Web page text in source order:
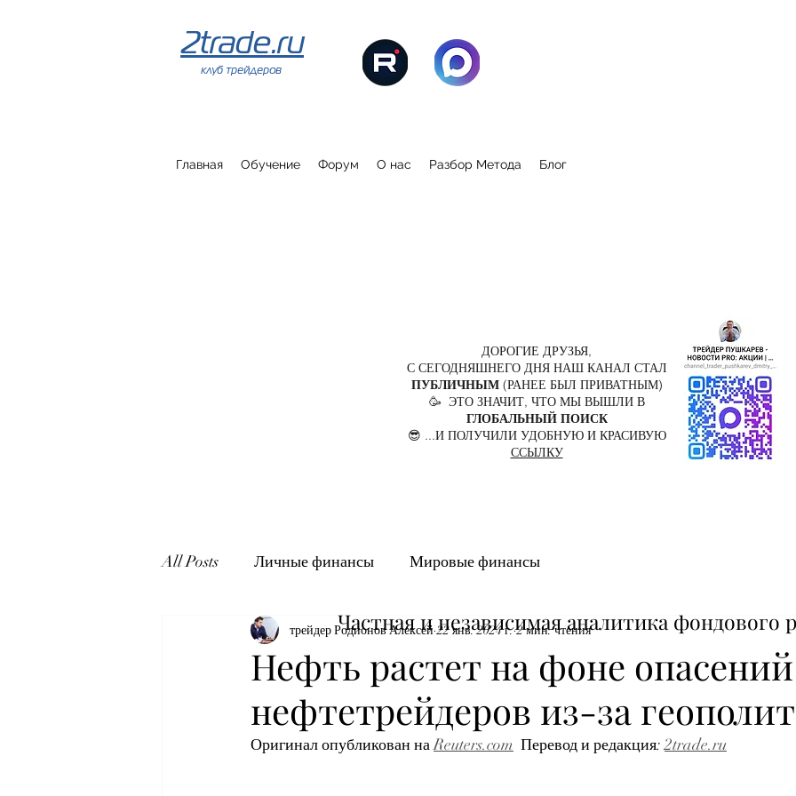
2trade.ru
клуб трейдеров
Главная Обучение Форум О нас Разбор Метода Блог
ДОРОГИЕ ДРУЗЬЯ,
С СЕГОДНЯШНЕГО ДНЯ НАШ КАНАЛ СТАЛ
ПУБЛИЧНЫМ(РАНЕЕ БЫЛ ПРИВАТНЫМ)
🥳 ЭТО ЗНАЧИТ, ЧТО МЫ ВЫШЛИ В
ГЛОБАЛЬНЫЙ ПОИСК
😎 ...И ПОЛУЧИЛИ УДОБНУЮ И КРАСИВУЮ
ССЫЛКУ
All Posts Личные финансы Мировые финансы
Нефть растет на фоне опасений
нефтетрейдеров из-за
трейдер Родионов Алексей 22 янв. 2024 г. 2 мин. чтения
Оригинал опубликован наReuters.com Перевод и редакция: 2trade.ru
Частная и независимая аналитика фондового